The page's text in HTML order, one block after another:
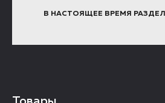
В НАСТОЯЩЕЕ ВРЕМЯ